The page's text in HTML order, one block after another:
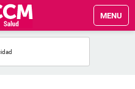
MENU